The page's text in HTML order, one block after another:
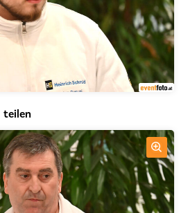
teilen